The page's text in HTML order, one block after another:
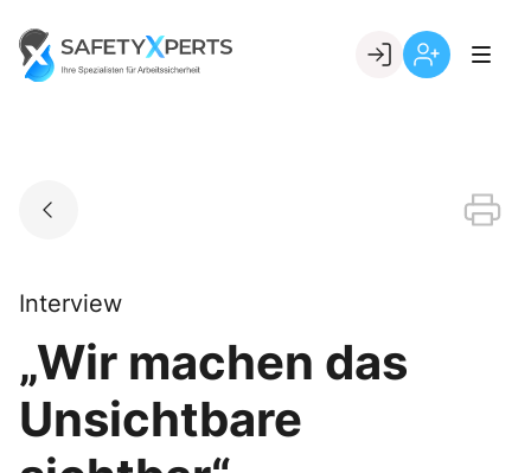
content
Go to landing page.
Interview
„Wir machen das
Unsichtbare